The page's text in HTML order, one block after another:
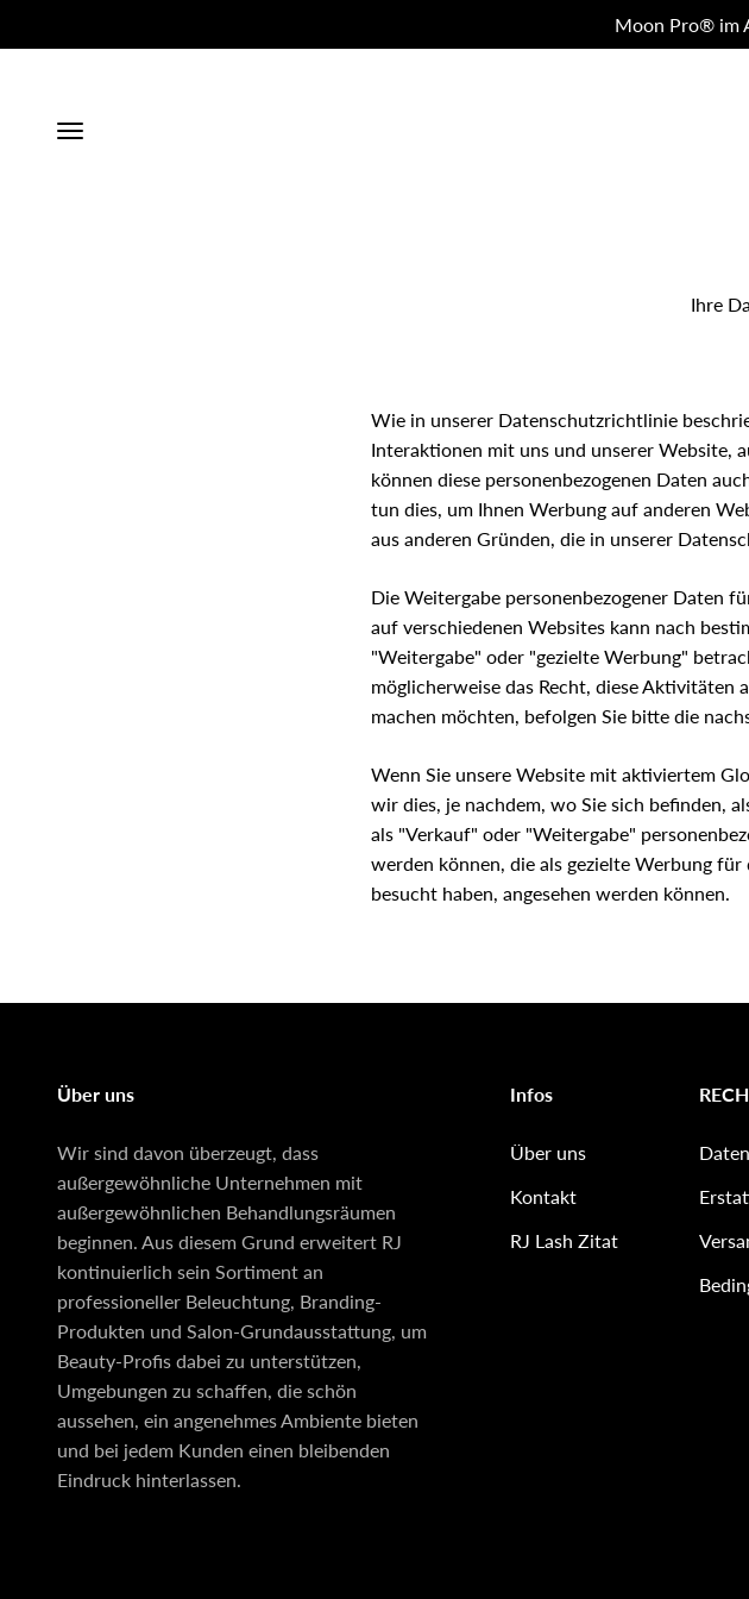
Moon Pro® im
Navigationsmenü öffnen
Ihre
Wie in unserer Datenschutzrichtlinie
Interaktionen mit uns und unserer Website,
können diese personenbezogenen Daten
tun dies, um Ihnen Werbung auf anderen
aus anderen Gründen, die in unserer
Die Weitergabe personenbezogener Daten
auf verschiedenen Websites kann nach
"Weitergabe" oder "gezielte Werbung"
möglicherweise das Recht, diese Aktivitäten
machen möchten, befolgen Sie bitte die
Wenn Sie unsere Website mit aktiviertem
wir dies, je nachdem, wo Sie sich befinden,
als "Verkauf" oder "Weitergabe"
werden können, die als gezielte Werbung
besucht haben, angesehen werden können.
Über uns
Wir sind davon überzeugt, dass
außergewöhnliche Unternehmen mit
außergewöhnlichen Behandlungsräumen
beginnen. Aus diesem Grund erweitert RJ
kontinuierlich sein Sortiment an
professioneller Beleuchtung, Branding-
Produkten und Salon-Grundausstattung, um
Beauty-Profis dabei zu unterstützen,
Umgebungen zu schaffen, die schön
aussehen, ein angenehmes Ambiente bieten
und bei jedem Kunden einen bleibenden
Eindruck hinterlassen.
Infos
Über uns
Kontakt
RJ Lash Zitat